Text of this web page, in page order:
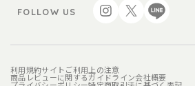
FOLLOW US
利用規約サイトご利用上の注意
商品レビューに関するガイドライン会社概要